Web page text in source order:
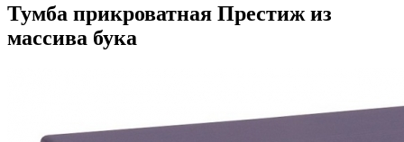
Тумба прикроватная Престиж из
массива бука